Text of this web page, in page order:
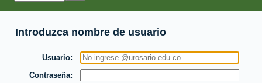
Introduzca nombre de usuario
Usuario
Contraseña